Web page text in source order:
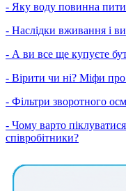
- Яку воду повинна пити
- Наслідки вживання і
- А ви все ще купуєте
- Вірити чи ні? Міфи
- Фільтри зворотного
- Чому варто
співробітники?